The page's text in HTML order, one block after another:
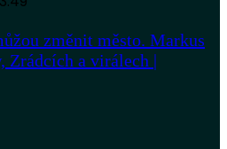
změnit město. Markus
Zrádcích a virálech |